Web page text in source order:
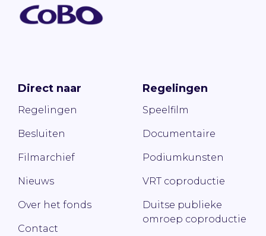
Direct naar
Regelingen
Besluiten
Filmarchief
Nieuws
Over het fonds
Contact
Regelingen
Speelfilm
Documentaire
Podiumkunsten
VRT coproductie
Duitse publieke
omroep coproductie